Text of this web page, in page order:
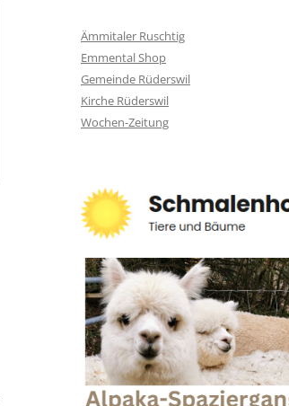
Ämmitaler Ruschtig
Emmental Shop
Gemeinde Rüderswil
Kirche Rüderswil
Wochen-Zeitung